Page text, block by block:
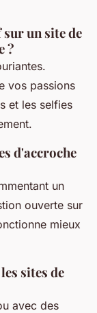
un site de
?
vos passions
et les selfies
d'accroche
un
ouverte sur
mieux
sites de
avec des